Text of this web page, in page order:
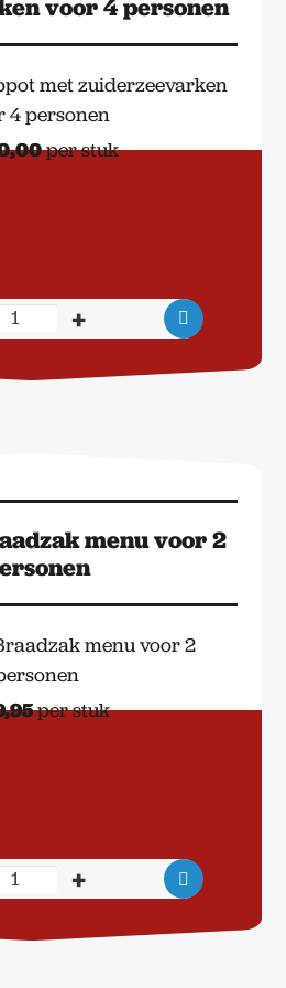
voor 4 personen
per stuk
+
menu voor 2
per stuk
+